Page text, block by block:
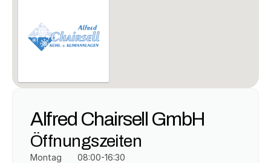
Alfred Chairsell GmbH
Öffnungszeiten
Montag
08:00-16:30